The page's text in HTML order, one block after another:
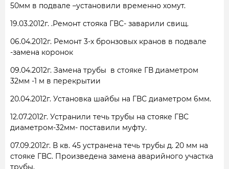
50мм в подвале –установили временно хомут.
19.03.2012г. .Ремонт стояка ГВС- заварили свищ.
06.04.2012г. Ремонт 3-х бронзовых кранов в подвале
-замена коронок
09.04.2012г. Замена трубы в стояке ГВ диаметром
32мм -1 м в перекрытии
20.04.2012г. Установка шайбы на ГВС диаметром 6мм.
12.07.2012г. Устранили течь трубы на стояке ГВС
диаметром-32мм- поставили муфту.
07.09.2012г. В кв. 45 устранена течь трубы д. 20 мм на
стояке ГВС. Произведена замена аварийного участка
трубы.